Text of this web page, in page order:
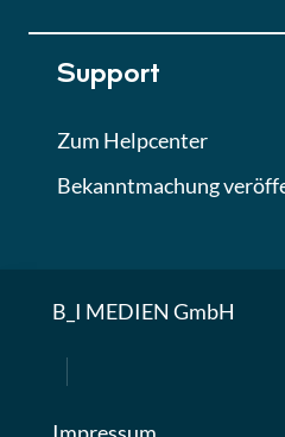
Support
Zum Helpcenter
Bekanntmachung
B_I MEDIEN GmbH